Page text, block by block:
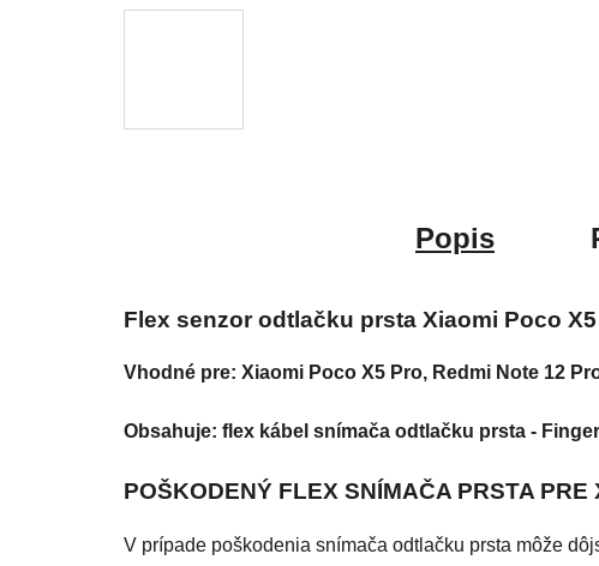
Popis
Flex senzor odtlačku prsta Xiaomi Poco
Vhodné pre: Xiaomi Poco X5 Pro, Redmi Note 12
Obsahuje: flex kábel snímača odtlačku prsta -
POŠKODENÝ FLEX SNÍMAČA PRSTA
V prípade poškodenia snímača odtlačku prsta môže